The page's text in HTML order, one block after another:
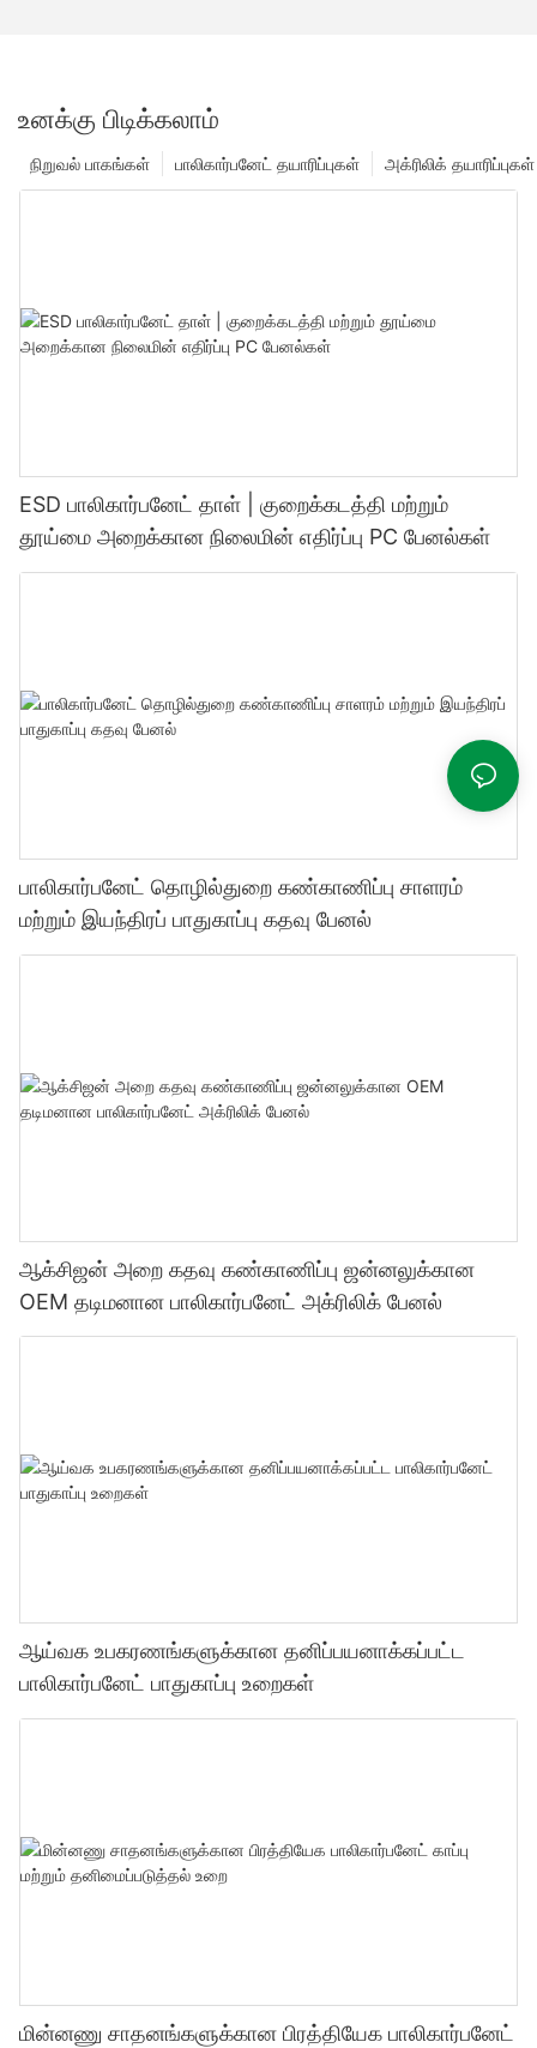
உனக்கு பிடிக்கலாம்
அக்ரிலிக் தயாரிப்புகள்
பாலிகார்பனேட் தயாரிப்புகள்
நிறுவல் பாகங்கள்
ESD பாலிகார்பனேட் தாள் | குறைக்கடத்தி மற்றும்
தூய்மை அறைக்கான நிலைமின் எதிர்ப்பு PC பேனல்கள்
பாலிகார்பனேட் தொழில்துறை கண்காணிப்பு சாளரம்
மற்றும் இயந்திரப் பாதுகாப்பு கதவு பேனல்
ஆக்சிஜன் அறை கதவு கண்காணிப்பு ஜன்னலுக்கான
OEM தடிமனான பாலிகார்பனேட் அக்ரிலிக் பேனல்
ஆய்வக உபகரணங்களுக்கான தனிப்பயனாக்கப்பட்ட
பாலிகார்பனேட் பாதுகாப்பு உறைகள்
மின்னணு சாதனங்களுக்கான பிரத்தியேக பாலிகார்பனேட்